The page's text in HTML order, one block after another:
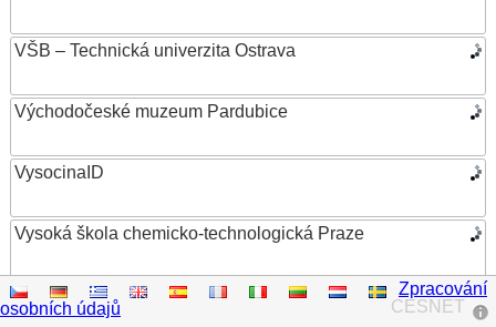
VŠB – Technická univerzita Ostrava
Východočeské muzeum Pardubice
VysocinaID
Vysoká škola chemicko-technologická Praze
Vysoká škola ekonomická v Praze
CESNET
Zpracování
osobních údajů